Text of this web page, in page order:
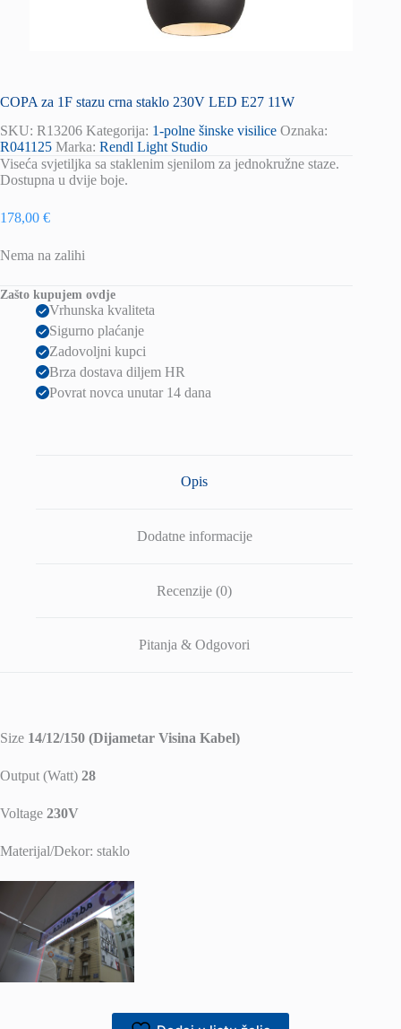
COPA za 1F stazu crna staklo 230V LED E27 11W
SKU: R13206 Kategorija: 1-polne šinske visilice Oznaka:
R041125 Marka: Rendl Light Studio
Viseća svjetiljka sa staklenim sjenilom za jednokružne staze.
Dostupna u dvije boje.
178,00 €
Nema na zalihi
Zašto kupujem ovdje
Vrhunska kvaliteta
Sigurno plaćanje
Zadovoljni kupci
Brza dostava diljem HR
Povrat novca unutar 14 dana
Opis
Dodatne informacije
Recenzije (0)
Pitanja & Odgovori
Size 14/12/150 (Dijametar Visina Kabel)
Output (Watt) 28
Voltage 230V
Materijal/Dekor: staklo